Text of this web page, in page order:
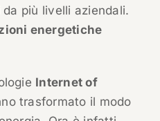
più livelli aziendali.
energetiche
Internet of
trasformato il modo